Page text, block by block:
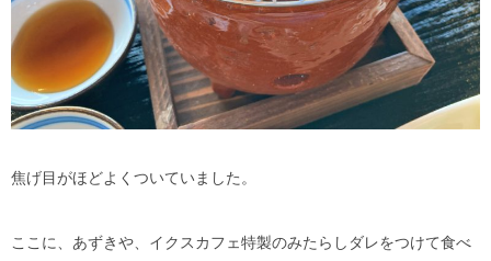
焦げ目がほどよくついていました。
ここに、あずきや、イクスカフェ特製のみたらしダレをつけて食べ